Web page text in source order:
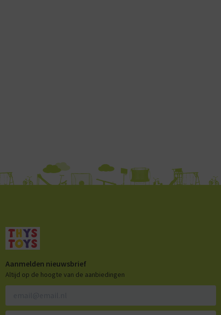
Aanmelden nieuwsbrief
Altijd op de hoogte van de aanbiedingen